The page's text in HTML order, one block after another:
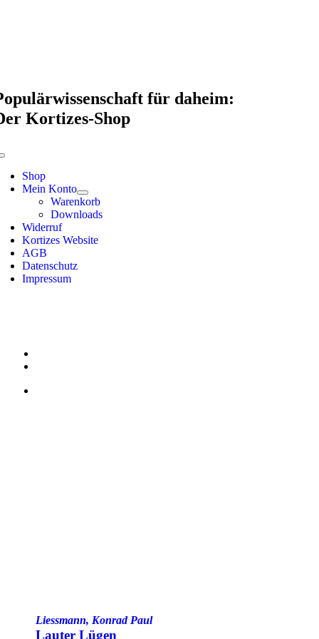
für daheim:
Kortizes-Shop
Shop
Mein Konto
Warenkorb
Downloads
Widerruf
Kortizes Website
AGB
Datenschutz
Impressum
Liessmann, Konrad Paul
Lauter Lügen